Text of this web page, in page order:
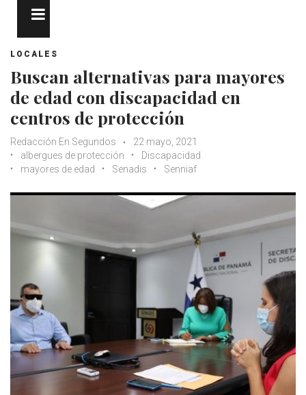
LOCALES
Buscan alternativas para mayores
de edad con discapacidad en
centros de protección
Redacción En Segundos
22 mayo, 2021
albergues de protección
Discapacidad
mayores de edad
Senadis Senniaf